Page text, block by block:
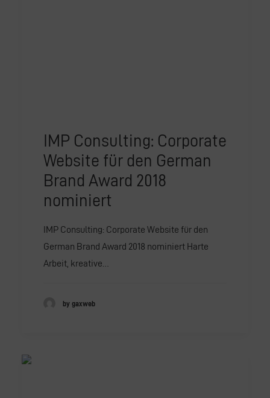
IMP Consulting: Corporate
Website für den German
Brand Award 2018
nominiert
IMP Consulting: Corporate Website für den
German Brand Award 2018 nominiert Harte
Arbeit, kreative…
by gaxweb